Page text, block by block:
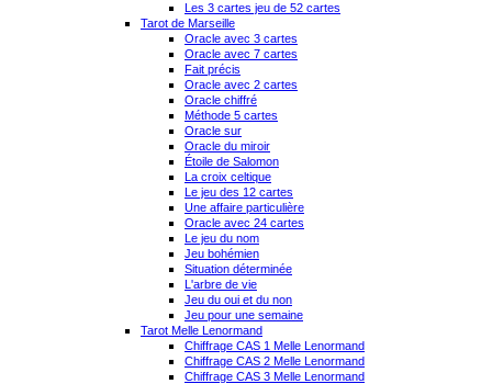
Les 3 cartes jeu de 52 cartes
Tarot de Marseille
Oracle avec 3 cartes
Oracle avec 7 cartes
Fait précis
Oracle avec 2 cartes
Oracle chiffré
Méthode 5 cartes
Oracle sur
Oracle du miroir
Étoile de Salomon
La croix celtique
Le jeu des 12 cartes
Une affaire particulière
Oracle avec 24 cartes
Le jeu du nom
Jeu bohémien
Situation déterminée
L'arbre de vie
Jeu du oui et du non
Jeu pour une semaine
Tarot Melle Lenormand
Chiffrage CAS 1 Melle Lenormand
Chiffrage CAS 2 Melle Lenormand
Chiffrage CAS 3 Melle Lenormand